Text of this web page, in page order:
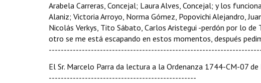
Arabela Carreras, Concejal; Laura Alves, Concejal; y los
Alaniz; Victoria Arroyo, Norma Gómez, Popovichi Alejandro,
Nicolás Verkys, Tito Sábato, Carlos Aristegui -perdón por lo
otro se me está escapando en estos momentos, después
El Sr. Marcelo Parra da lectura a la Ordenanza 1744-CM-07
-------------------------------------------------